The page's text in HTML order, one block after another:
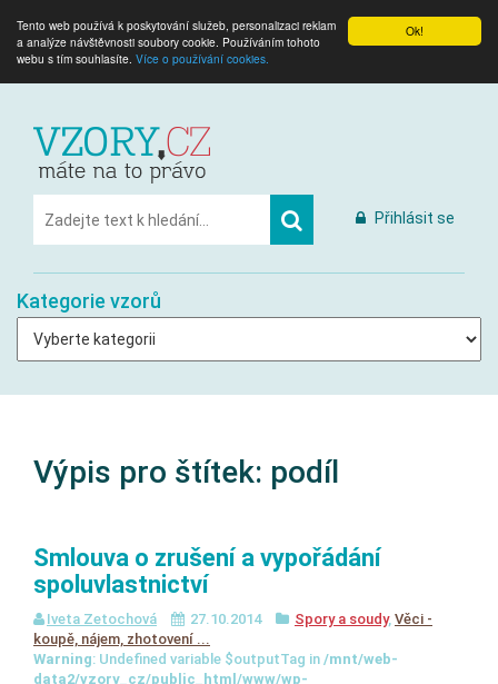
Ok!
Tento web používá k poskytování služeb, personalizaci reklam
a analýze návštěvnosti soubory cookie. Používáním tohoto
webu s tím souhlasíte. Více o používání cookies.
Přihlásit se
Kategorie vzorů
Výpis pro štítek: podíl
Smlouva o zrušení a vypořádání
spoluvlastnictví
Iveta Zetochová 27.10.2014 Spory a soudy, Věci -
koupě, nájem, zhotovení ...
Warning: Undefined variable $outputTag in /mnt/web-
data2/vzory_cz/public_html/www/wp-